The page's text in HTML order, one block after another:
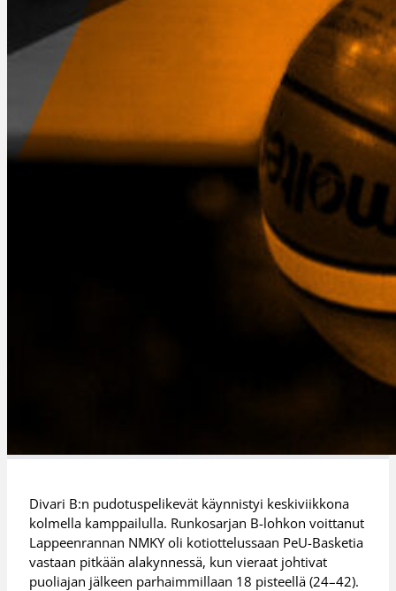
Divari B:n pudotuspelikevät käynnistyi keskiviikkona
kolmella kamppailulla. Runkosarjan B-lohkon voittanut
Lappeenrannan NMKY oli kotiottelussaan PeU-Basketia
vastaan pitkään alakynnessä, kun vieraat johtivat
puoliajan jälkeen parhaimmillaan 18 pisteellä (24–42).